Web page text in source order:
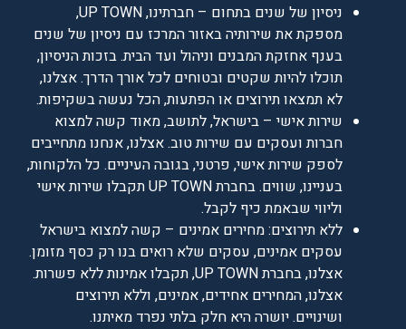
ניסיון של שנים בתחום – חברתינו, UP TOWN,
מספקת את שירותיה באזור המרכז עם ניסיון של שנים
בענף אחזקת המבנים וניהול ועד הבית. בזכות הניסיון,
תוכלו להיות שקטים ובטוחים לכל אורך הדרך. אצלנו,
לא תמצאו תירוצים או הפתעות, הכל נעשה בשקיפות.
שירות אישי – בישראל, לתושב, מאוד קשה למצוא
חברות ועסקים עם שירות טוב. אצלנו, אנחנו מתחייבים
לספק שירות אישי, פרטני, בגובה העיניים. כל הלקוחות,
בעניינו, שווים. בחברת UP TOWN תקבלו שירות אישי
וליווי שבאמת כיף לקבל.
ללא תירוצים: מחירים אמינים – קשה למצוא בישראל
עסקים אמינים, עסקים שלא רואים בנו רק כסף מזומן.
אצלנו, בחברת UP TOWN, תקבלו אמינות ללא פשרות.
אצלנו, המחירים אחידים, אמינים, וללא תירוצים
ושינויים. יושרה היא חלק בלתי נפרד מאיתנו.